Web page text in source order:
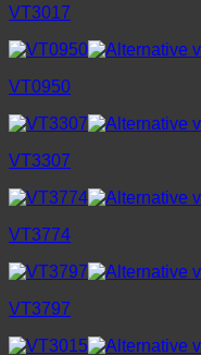
VT3017
VT0950
VT3307
VT3774
VT3797